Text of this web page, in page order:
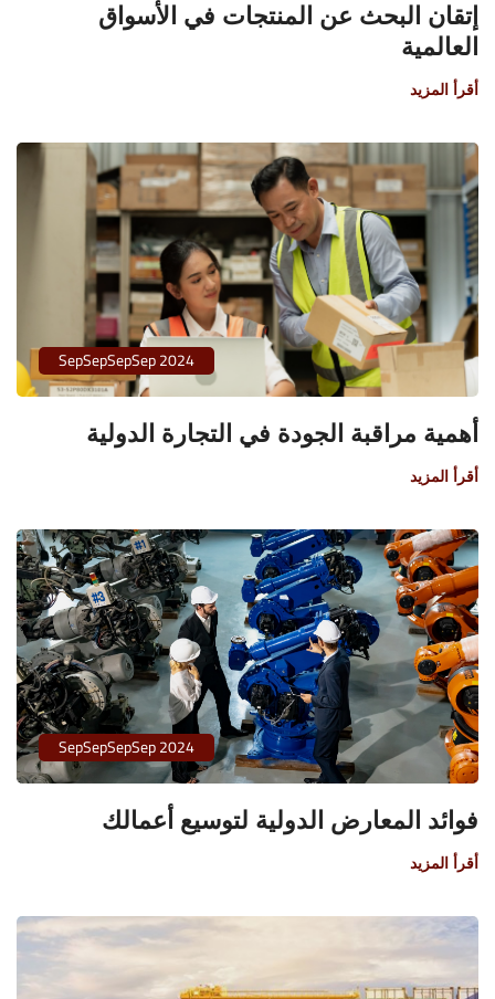
إتقان البحث عن المنتجات في الأسواق
العالمية
أقرأ المزيد
SepSepSepSep 2024
أهمية مراقبة الجودة في التجارة الدولية
أقرأ المزيد
SepSepSepSep 2024
فوائد المعارض الدولية لتوسيع أعمالك
أقرأ المزيد